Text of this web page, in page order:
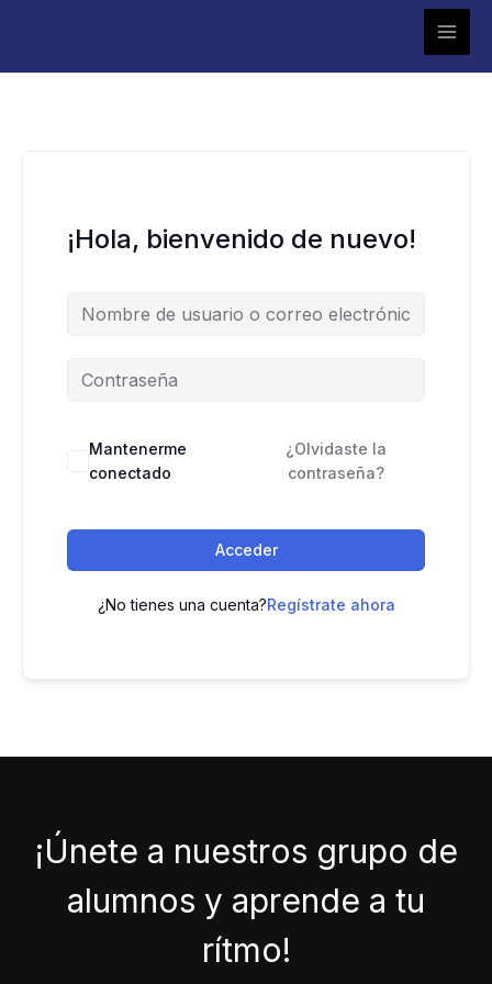
¡Hola, bienvenido de nuevo!
Mantenerme
conectado
¿Olvidaste la
contraseña?
Acceder
¿No tienes una cuenta?Regístrate ahora
¡Únete a nuestros grupo de
alumnos y aprende a tu
rítmo!